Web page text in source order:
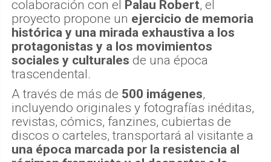
colaboración con el Palau Robert, el
proyecto propone un ejercicio de memoria
histórica y una mirada exhaustiva a los
protagonistas y a los movimientos
sociales y culturales de una época
trascendental.
A través de más de 500 imágenes,
incluyendo originales y fotografías inéditas,
revistas, cómics, fanzines, cubiertas de
discos o carteles, transportará al visitante a
una época marcada por la resistencia al